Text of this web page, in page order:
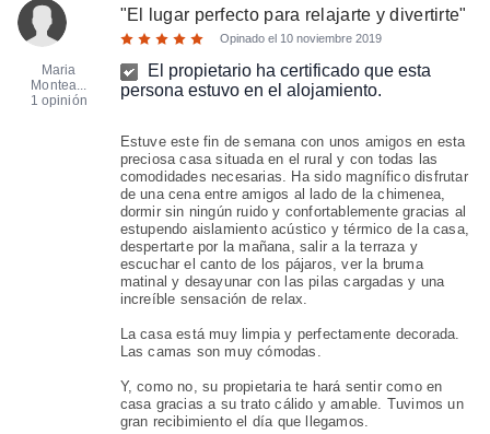
Maria
Montea...
1 opinión
"El lugar perfecto para relajarte y divertirte"
Opinado el 10 noviembre 2019
El propietario ha certificado que esta
persona estuvo en el alojamiento.
Estuve este fin de semana con unos amigos en esta
preciosa casa situada en el rural y con todas las
comodidades necesarias. Ha sido magnífico disfrutar
de una cena entre amigos al lado de la chimenea,
dormir sin ningún ruido y confortablemente gracias al
estupendo aislamiento acústico y térmico de la casa,
despertarte por la mañana, salir a la terraza y
escuchar el canto de los pájaros, ver la bruma
matinal y desayunar con las pilas cargadas y una
increíble sensación de relax.
La casa está muy limpia y perfectamente decorada.
Las camas son muy cómodas.
Y, como no, su propietaria te hará sentir como en
casa gracias a su trato cálido y amable. Tuvimos un
gran recibimiento el día que llegamos.